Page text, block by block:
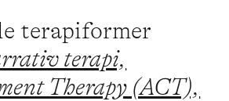
terapiformer
terapi,
Therapy (ACT),